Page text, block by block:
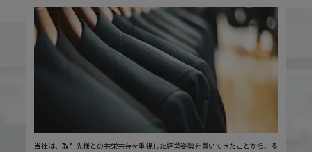
当社は、取引先様との共栄共存を重視した経営姿勢を貫いてきたことから、多